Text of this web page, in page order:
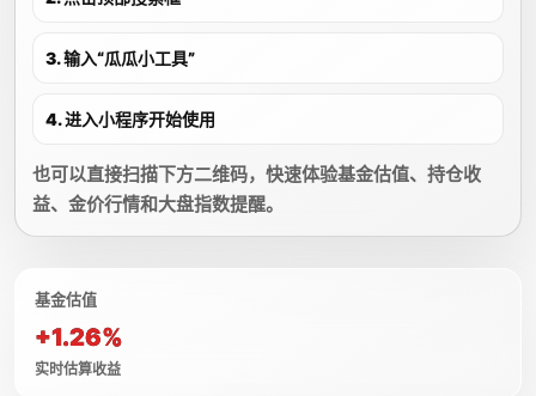
3. 输入“瓜瓜小工具”
4. 进入小程序开始使用
也可以直接扫描下方二维码，快速体验基金估值、持仓收
益、金价行情和大盘指数提醒。
基金估值
+1.26%
实时估算收益